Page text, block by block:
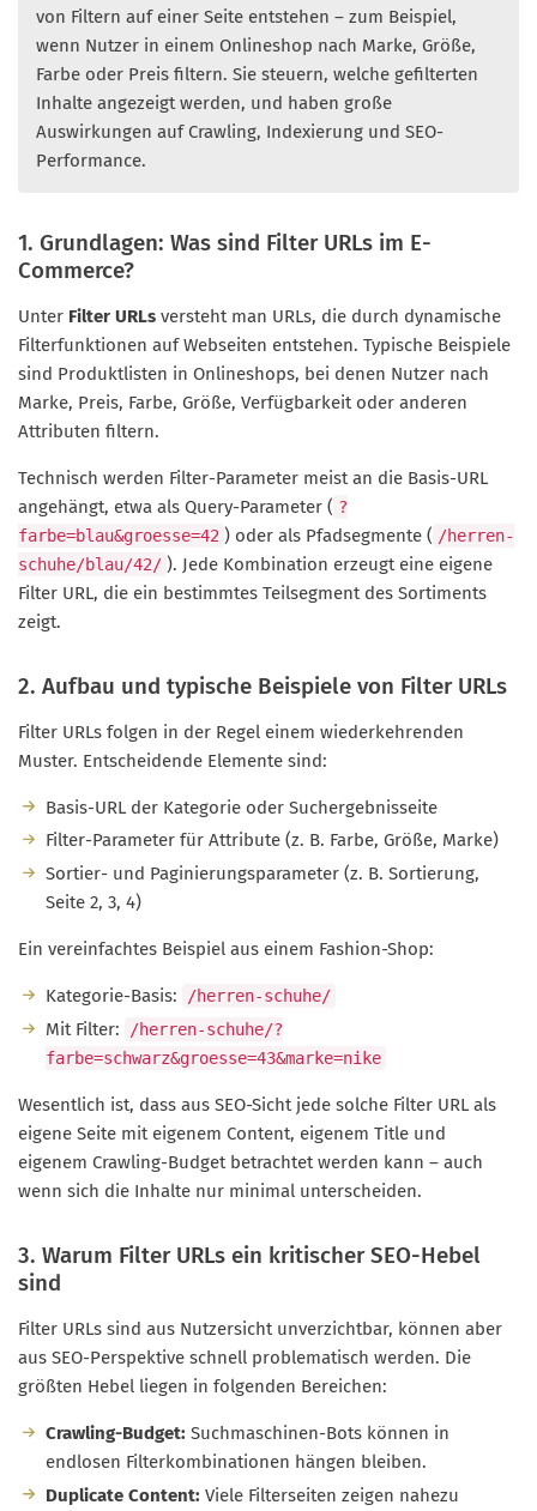
von Filtern auf einer Seite entstehen – zum Beispiel,
wenn Nutzer in einem Onlineshop nach Marke, Größe,
Farbe oder Preis filtern. Sie steuern, welche gefilterten
Inhalte angezeigt werden, und haben große
Auswirkungen auf Crawling, Indexierung und SEO-
Performance.
1. Grundlagen: Was sind Filter URLs im E-
Commerce?
Unter Filter URLs versteht man URLs, die durch dynamische
Filterfunktionen auf Webseiten entstehen. Typische Beispiele
sind Produktlisten in Onlineshops, bei denen Nutzer nach
Marke, Preis, Farbe, Größe, Verfügbarkeit oder anderen
Attributen filtern.
Technisch werden Filter-Parameter meist an die Basis-URL
angehängt, etwa als Query-Parameter ( ?
farbe=blau&groesse=42 ) oder als Pfadsegmente ( /herren-
schuhe/blau/42/ ). Jede Kombination erzeugt eine eigene
Filter URL, die ein bestimmtes Teilsegment des Sortiments
zeigt.
2. Aufbau und typische Beispiele von Filter URLs
Filter URLs folgen in der Regel einem wiederkehrenden
Muster. Entscheidende Elemente sind:
Basis-URL der Kategorie oder Suchergebnisseite
Filter-Parameter für Attribute (z. B. Farbe, Größe, Marke)
Sortier- und Paginierungsparameter (z. B. Sortierung,
Seite 2, 3, 4)
Ein vereinfachtes Beispiel aus einem Fashion-Shop:
Kategorie-Basis: /herren-schuhe/
Mit Filter:
/herren-schuhe/?
farbe=schwarz&groesse=43&marke=nike
Wesentlich ist, dass aus SEO-Sicht jede solche Filter URL als
eigene Seite mit eigenem Content, eigenem Title und
eigenem Crawling-Budget betrachtet werden kann – auch
wenn sich die Inhalte nur minimal unterscheiden.
3. Warum Filter URLs ein kritischer SEO-Hebel
sind
Filter URLs sind aus Nutzersicht unverzichtbar, können aber
aus SEO-Perspektive schnell problematisch werden. Die
größten Hebel liegen in folgenden Bereichen:
Crawling-Budget: Suchmaschinen-Bots können in
endlosen Filterkombinationen hängen bleiben.
Duplicate Content: Viele Filterseiten zeigen nahezu